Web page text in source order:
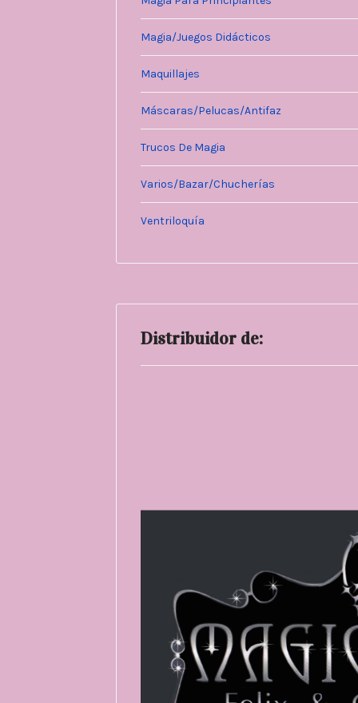
Magia/Juegos Didácticos
Maquillajes
Máscaras/Pelucas/Antifaz
Trucos De Magia
Varios/Bazar/Chucherías
Ventriloquía
Distribuidor de: